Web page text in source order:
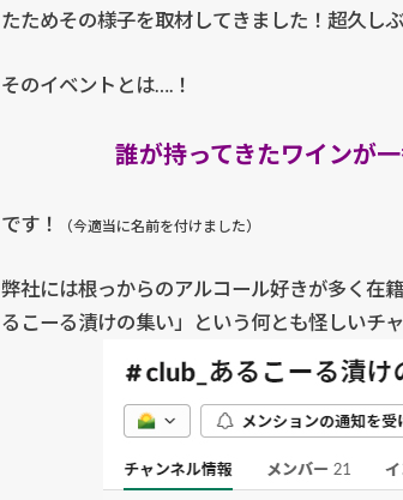
たためその様子を取材してきました！超久しぶ
そのイベントとは….！
誰が持ってきたワインが
です！ （今適当に名前を付けました）
弊社には根っからのアルコール好きが多く在
るこーる漬けの集い」という何とも怪しいチ